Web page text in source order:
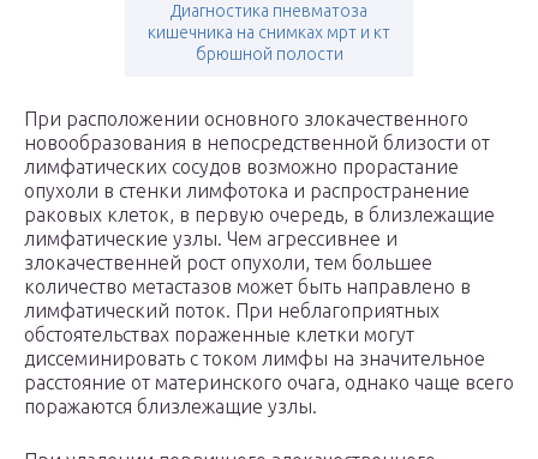
Диагностика пневматоза
кишечника на снимках мрт и кт
брюшной полости
При расположении основного злокачественного
новообразования в непосредственной близости от
лимфатических сосудов возможно прорастание
опухоли в стенки лимфотока и распространение
раковых клеток, в первую очередь, в близлежащие
лимфатические узлы. Чем агрессивнее и
злокачественней рост опухоли, тем большее
количество метастазов может быть направлено в
лимфатический поток. При неблагоприятных
обстоятельствах пораженные клетки могут
диссеминировать с током лимфы на значительное
расстояние от материнского очага, однако чаще всего
поражаются близлежащие узлы.